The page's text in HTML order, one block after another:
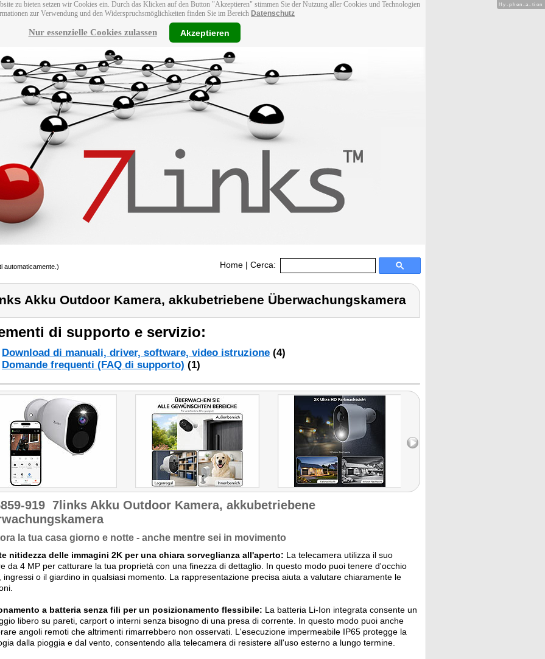
zu bieten setzen wir Cookies ein. Durch das Klicken auf den Button "Akzeptieren" stimmen Sie der Nutzung aller Cookies und Technologien
zur Verwendung und den Widerspruchsmöglichkeiten finden Sie im Bereich Datenschutz
Nur essenzielle Cookies zulassen Akzeptieren
automaticamente.) Home | Cerca:
Akku Outdoor Kamera, akkubetriebene Überwachungskamera
di supporto e servizio:
Download di manuali, driver, software, video istruzione (4)
Domande frequenti (FAQ di supporto) (1)
919 7links Akku Outdoor Kamera, akkubetriebene
la tua casa giorno e notte - anche mentre sei in movimento
nitidezza delle immagini 2K per una chiara sorveglianza all'aperto: La telecamera utilizza il suo
da 4 MP per catturare la tua proprietà con una finezza di dettaglio. In questo modo puoi tenere d'occhio
ingressi o il giardino in qualsiasi momento. La rappresentazione precisa aiuta a valutare chiaramente le
a batteria senza fili per un posizionamento flessibile: La batteria Li-Ion integrata consente un
libero su pareti, carport o interni senza bisogno di una presa di corrente. In questo modo puoi anche
angoli remoti che altrimenti rimarrebbero non osservati. L'esecuzione impermeabile IP65 protegge la
dalla pioggia e dal vento, consentendo alla telecamera di resistere all'uso esterno a lungo termine.
Hy-phen-a-tion